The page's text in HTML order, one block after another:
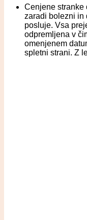
Cenjene stranke
zaradi bolezni in
posluje. Vsa
odpremljena v
omenjenem
spletni strani. Z